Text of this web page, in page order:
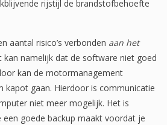
rijstijl de brandstofbehoefte
aantal risico’s verbonden aan het
kan namelijk dat de software niet goed
kan de motormanagement
kapot gaan. Hierdoor is communicatie
niet meer mogelijk. Het is
goede backup maakt voordat je